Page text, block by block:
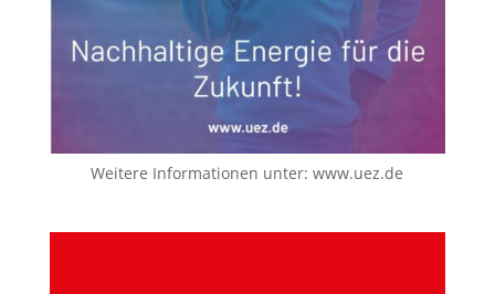
Weitere Informationen unter:www.uez.de